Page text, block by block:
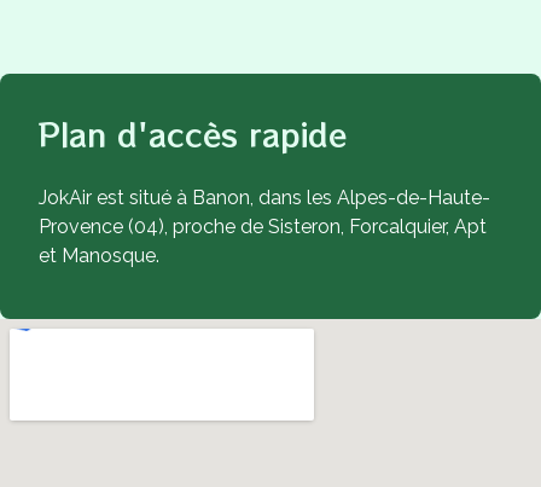
Plan d'accès rapide
JokAir est situé à Banon, dans les Alpes-de-Haute-
Provence (04), proche de Sisteron, Forcalquier, Apt
et Manosque.